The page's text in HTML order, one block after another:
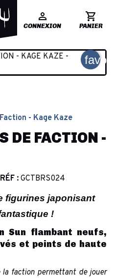
CONNEXION PANIER
- Kage Kaze
DE FACTION -
RÉF : GCTBRS024
figurines japonisant
!
Sun flambant neufs,
et peints de haute
la faction permettant de jouer